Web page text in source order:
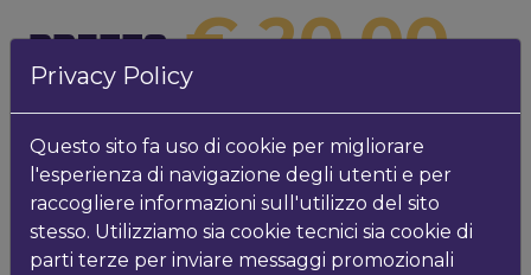
PREZZO € 20,00
INFO PRODOTTO
Targa in ottone 150*0376 - 20x15cm
Privacy Policy
Questo sito fa uso di cookie per migliorare
l'esperienza di navigazione degli utenti e per
raccogliere informazioni sull'utilizzo del sito
stesso. Utilizziamo sia cookie tecnici sia cookie di
parti terze per inviare messaggi promozionali